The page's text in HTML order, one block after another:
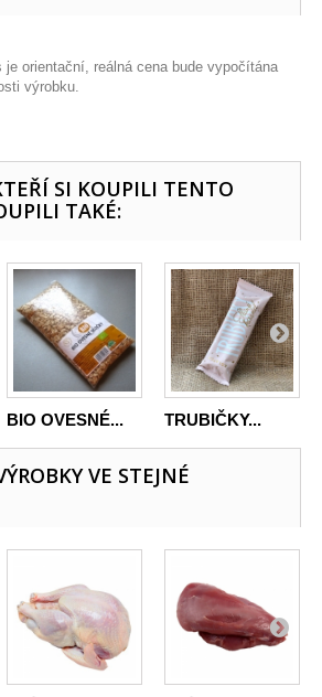
je orientační, reálná cena bude vypočítána
výrobku.
SI KOUPILI TENTO
TAKÉ:
BIO OVESNÉ... TRUBIČKY...
VE STEJNÉ